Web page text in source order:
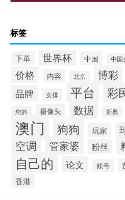
标签
下单 世界杯 中国 中国
价格 内容 北京 博彩
品牌 女排 平台 彩
您的 摄像头 数据 新奥
澳门 狗狗 玩家
空调 管家婆 粉丝
自己的 论文 账号
香港